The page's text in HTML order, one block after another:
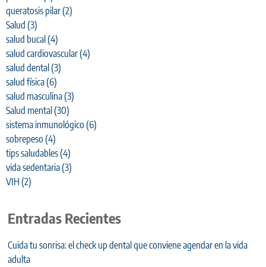
queratosis pilar(2)
Salud (3)
salud bucal (4)
salud cardiovascular(4)
salud dental (3)
salud física(6)
salud masculina(3)
Salud mental (30)
sistema inmunológico (6)
sobrepeso (4)
tips saludables(4)
vida sedentaria(3)
VIH (2)
Entradas Recientes
Cuida tu sonrisa: el check up dental que conviene agendar en la vida
adulta